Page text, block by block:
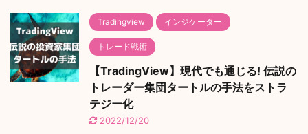
Tradingview インジケーター
トレード戦術
【TradingView】現代でも通じる! 伝説の
トレーダー集団タートルの手法をストラ
テジー化
2022/12/20